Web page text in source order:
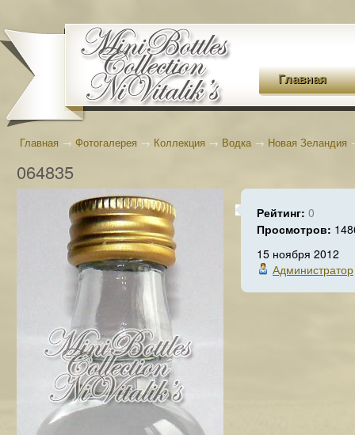
Главная
Главная → Фотогалерея → Коллекция → Водка→ Новая Зеландия
064835
Рейтинг: 0
Просмотров:
15 ноября 2012
Администратор